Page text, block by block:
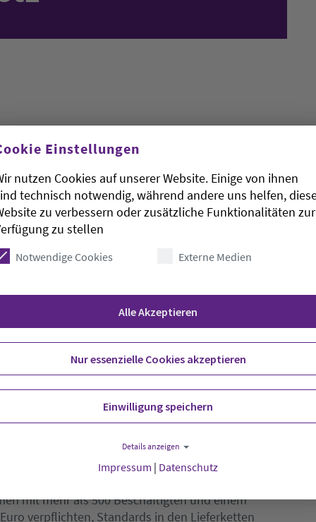
Hilfswerks «Brot für die Welt», Dagmar
gewarnt und Bundeskanzler Olaf
sind bestürzt über die Kehrtwende von
Deutschland (RND,
mit seiner Richtlinienkompetenz dafür sorgen,
forderte sie. «Ein Scheitern wäre ein
anderer Menschenrechtsverletzungen entlang
Abstimmung im Europäischen Rat.
Lindner und Marco Buschmann dem Gesetz
Bundesregierung in Brüssel enthalten müsste.
Lieferkettengesetz. Die geplante EU-
werden müsste, geht teilweise über das
mit mehr als 500 Beschäftigten und einem
verpflichten, Standards in den Lieferketten
Einstellungen
nutzen Cookies auf unserer Website. Einige von ihnen
technisch notwendig, während andere uns helfen,
zu verbessern oder zusätzliche Funktionalitäten zur
zu stellen
Notwendige Cookies Externe Medien
Alle Akzeptieren
Nur essenzielle Cookies akzeptieren
Einwilligung speichern
Details anzeigen
Impressum | Datenschutz